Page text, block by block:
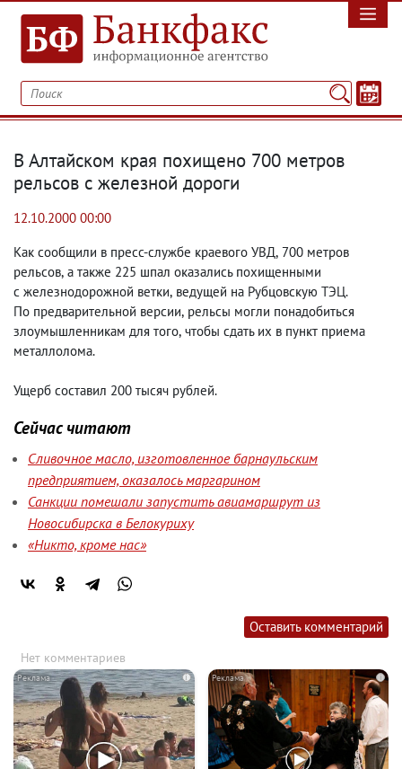
В Алтайском края похищено 700 метров
рельсов с железной дороги
12.10.2000 00:00
Как сообщили в пресс-службе краевого УВД, 700 метров
рельсов, а также 225 шпал оказались похищенными
с железнодорожной ветки, ведущей на Рубцовскую ТЭЦ.
По предварительной версии, рельсы могли понадобиться
злоумышленникам для того, чтобы сдать их в пункт приема
металлолома.
Ущерб составил 200 тысяч рублей.
Сейчас читают
Сливочное масло, изготовленное барнаульским
предприятием, оказалось маргарином
Санкции помешали запустить авиамаршрут из
Новосибирска в Белокуриху
«Никто, кроме нас»
Оставить комментарий
Нет комментариев
i i